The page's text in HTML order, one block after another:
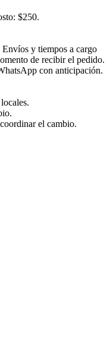
$250.
Envíos y tiempos a cargo
de recibir el pedido.
con anticipación.
el cambio.